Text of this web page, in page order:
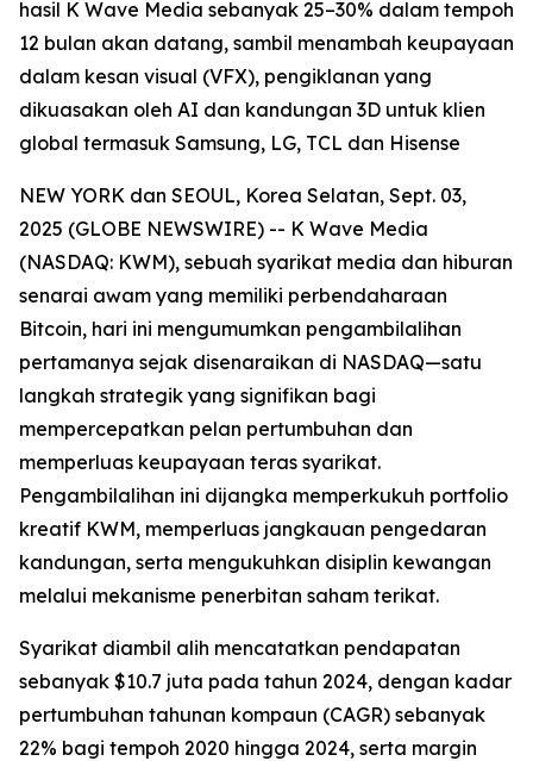
hasil K Wave Media sebanyak 25–30% dalam tempoh
12 bulan akan datang, sambil menambah keupayaan
dalam kesan visual (VFX), pengiklanan yang
dikuasakan oleh AI dan kandungan 3D untuk klien
global termasuk Samsung, LG, TCL dan Hisense
NEW YORK dan SEOUL, Korea Selatan, Sept. 03,
2025 (GLOBE NEWSWIRE) -- K Wave Media
(NASDAQ: KWM), sebuah syarikat media dan hiburan
senarai awam yang memiliki perbendaharaan
Bitcoin, hari ini mengumumkan pengambilalihan
pertamanya sejak disenaraikan di NASDAQ—satu
langkah strategik yang signifikan bagi
mempercepatkan pelan pertumbuhan dan
memperluas keupayaan teras syarikat.
Pengambilalihan ini dijangka memperkukuh portfolio
kreatif KWM, memperluas jangkauan pengedaran
kandungan, serta mengukuhkan disiplin kewangan
melalui mekanisme penerbitan saham terikat.
Syarikat diambil alih mencatatkan pendapatan
sebanyak $10.7 juta pada tahun 2024, dengan kadar
pertumbuhan tahunan kompaun (CAGR) sebanyak
22% bagi tempoh 2020 hingga 2024, serta margin